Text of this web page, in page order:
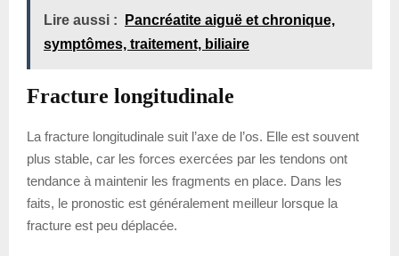
Lire aussi :
Pancréatite aiguë et chronique,
symptômes, traitement, biliaire
Fracture longitudinale
La fracture longitudinale suit l’axe de l’os. Elle est souvent
plus stable, car les forces exercées par les tendons ont
tendance à maintenir les fragments en place. Dans les
faits, le pronostic est généralement meilleur lorsque la
fracture est peu déplacée.